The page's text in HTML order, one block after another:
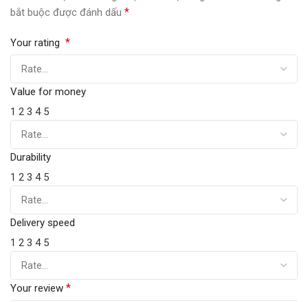
bắt buộc được đánh dấu *
Your rating *
Value for money
1 2 3 4 5
Durability
1 2 3 4 5
Delivery speed
1 2 3 4 5
Your review *